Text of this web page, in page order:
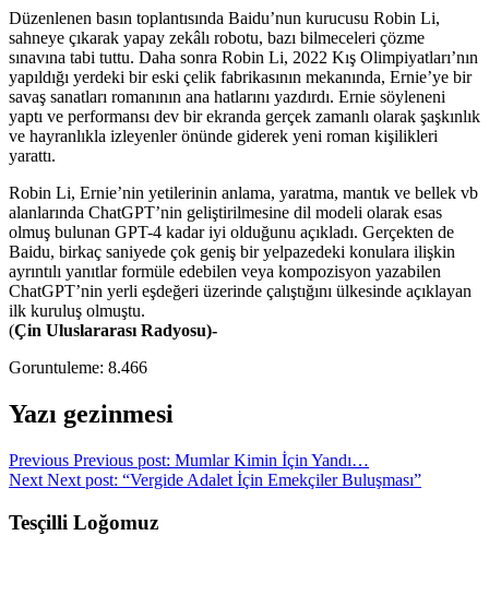
Düzenlenen basın toplantısında Baidu’nun kurucusu Robin Li,
sahneye çıkarak yapay zekâlı robotu, bazı bilmeceleri çözme
sınavına tabi tuttu. Daha sonra Robin Li, 2022 Kış Olimpiyatları’nın
yapıldığı yerdeki bir eski çelik fabrikasının mekanında, Ernie’ye bir
savaş sanatları romanının ana hatlarını yazdırdı. Ernie söyleneni
yaptı ve performansı dev bir ekranda gerçek zamanlı olarak şaşkınlık
ve hayranlıkla izleyenler önünde giderek yeni roman kişilikleri
yarattı.
Robin Li, Ernie’nin yetilerinin anlama, yaratma, mantık ve bellek vb
alanlarında ChatGPT’nin geliştirilmesine dil modeli olarak esas
olmuş bulunan GPT-4 kadar iyi olduğunu açıkladı. Gerçekten de
Baidu, birkaç saniyede çok geniş bir yelpazedeki konulara ilişkin
ayrıntılı yanıtlar formüle edebilen veya kompozisyon yazabilen
ChatGPT’nin yerli eşdeğeri üzerinde çalıştığını ülkesinde açıklayan
ilk kuruluş olmuştu.
(Çin Uluslararası Radyosu)-
Goruntuleme: 8.466
Yazı gezinmesi
Previous Previous post: Mumlar Kimin İçin Yandı…
Next Next post: “Vergide Adalet İçin Emekçiler Buluşması”
Tesçilli Loğomuz